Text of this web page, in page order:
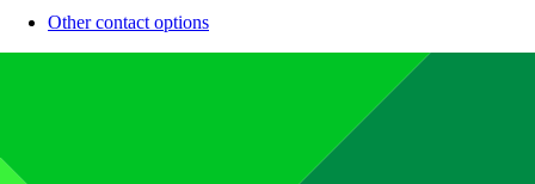
Other contact options